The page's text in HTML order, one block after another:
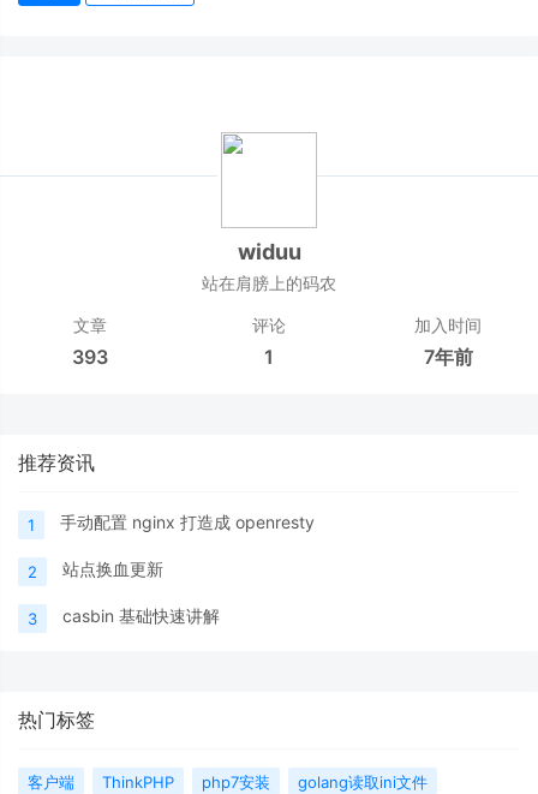
widuu
站在肩膀上的码农
文章
393
评论
1
加入时间
7年前
推荐资讯
1 手动配置 nginx 打造成 openresty
2 站点换血更新
3 casbin 基础快速讲解
热门标签
客户端 ThinkPHP php7安装
golang读取ini文件